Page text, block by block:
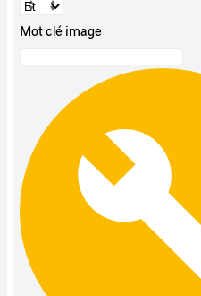
Mot clé image